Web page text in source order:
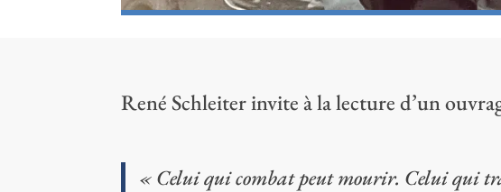
René Schleiter invite à la lecture d’un
« Celui qui combat peut mourir. Celui qui